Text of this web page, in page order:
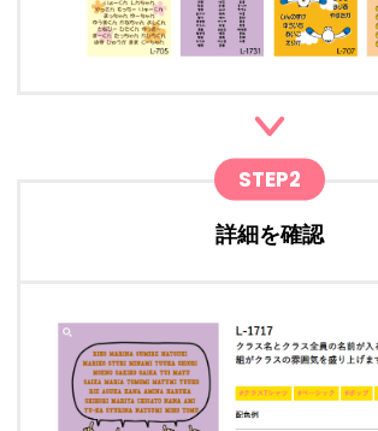
STEP2
詳細を確認